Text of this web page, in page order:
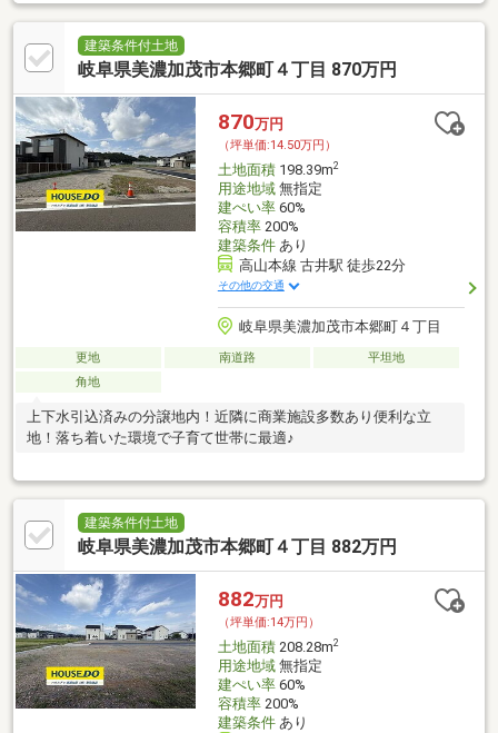
建築条件付土地
岐阜県美濃加茂市本郷町４丁目 870万円
870万円
（坪単価:14.50万円）
土地面積198.39m2
用途地域無指定
建ぺい率60%
容積率200%
建築条件あり
高山本線 古井駅 徒歩22分
その他の交通
岐阜県美濃加茂市本郷町４丁目
更地 南道路
平坦地
角地
上下水引込済みの分譲地内！近隣に商業施設多数あり便利な立
地！落ち着いた環境で子育て世帯に最適♪
建築条件付土地
岐阜県美濃加茂市本郷町４丁目 882万円
882万円
（坪単価:14万円）
土地面積208.28m2
用途地域無指定
建ぺい率60%
容積率200%
建築条件あり